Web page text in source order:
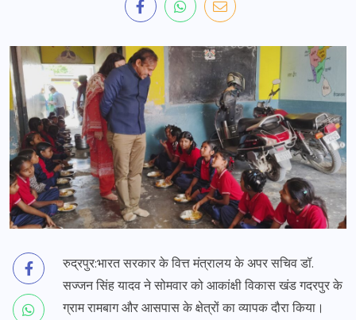
रुद्रपुर:भारत सरकार के वित्त मंत्रालय के अपर सचिव डॉ.
सज्जन सिंह यादव ने सोमवार को आकांक्षी विकास खंड गदरपुर के
ग्राम रामबाग और आसपास के क्षेत्रों का व्यापक दौरा किया।